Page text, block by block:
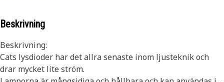
Beskrivning
Beskrivning:
Cats lysdioder har det allra senaste inom ljusteknik och
drar mycket lite ström.